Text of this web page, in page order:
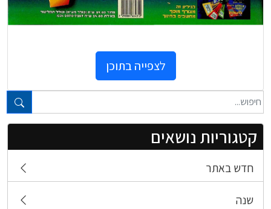
טקסט חופשי...
קטגוריות נושאים
חדש באתר
שנה
לצפייה בתוכן